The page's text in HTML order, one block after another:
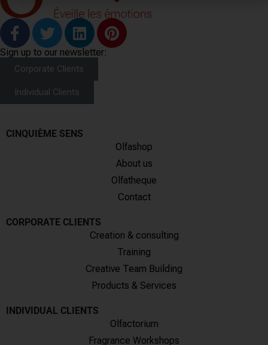
Sign up to our newsletter:
Corporate Clients
Individual Clients
CINQUIÈME SENS
Olfashop
About us
Olfatheque
Contact
CORPORATE CLIENTS
Creation & consulting
Training
Creative Team Building
Products & Services
INDIVIDUAL CLIENTS
Olfactorium
Fragrance Workshops